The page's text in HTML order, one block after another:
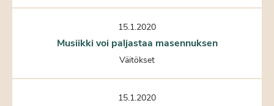
15.1.2020
Musiikki voi paljastaa masennuksen
Väitökset
15.1.2020